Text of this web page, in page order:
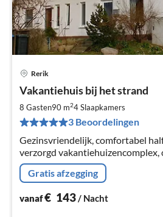
Rerik
Vakantiehuis bij het strand
8 Gasten90 m24Slaapkamers
3 Beoordelingen
Gezinsvriendelijk, comfortabel
verzorgd vakantiehuizencomplex,
kliffen en het strand
Gratis afzegging
vanaf€ 143/ Nacht